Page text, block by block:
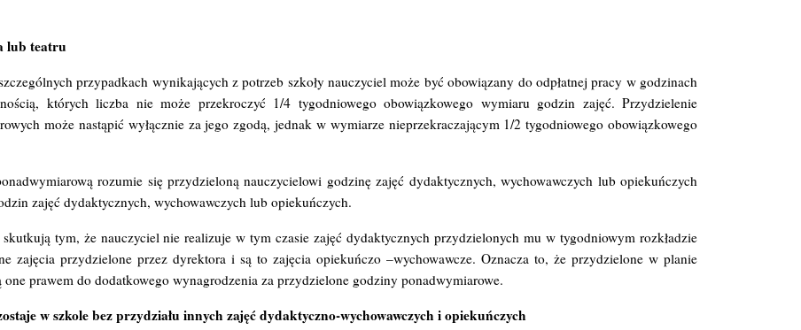
lub teatru
przypadkach wynikających z potrzeb szkoły nauczyciel może być obowiązany do odpłatnej pracy w godzinach
których liczba nie może przekroczyć 1/4 tygodniowego obowiązkowego wymiaru godzin zajęć. Przydzielenie
może nastąpić wyłącznie za jego zgodą, jednak w wymiarze nieprzekraczającym 1/2 tygodniowego obowiązkowego
rozumie się przydzieloną nauczycielowi godzinę zajęć dydaktycznych, wychowawczych lub opiekuńczych
zajęć dydaktycznych, wychowawczych lub opiekuńczych.
tym, że nauczyciel nie realizuje w tym czasie zajęć dydaktycznych przydzielonych mu w tygodniowym rozkładzie
zajęcia przydzielone przez dyrektora i są to zajęcia opiekuńczo –wychowawcze. Oznacza to, że przydzielone w planie
prawem do dodatkowego wynagrodzenia za przydzielone godziny ponadwymiarowe.
w szkole bez przydziału innych zajęć dydaktyczno-wychowawczych i opiekuńczych